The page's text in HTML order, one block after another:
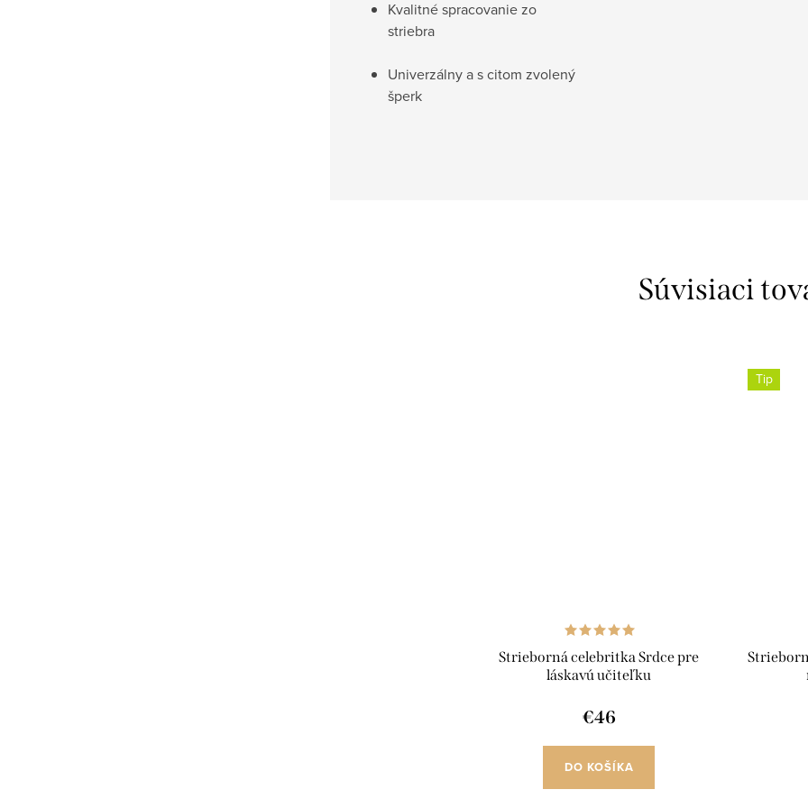
Kvalitné spracovanie zo
striebra
Univerzálny a s citom zvolený
šperk
Súvisiaci
Strieborná celebritka Srdce pre
láskavú učiteľku
€46
DO KOŠÍKA
Tip